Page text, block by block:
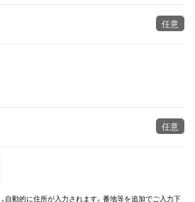
任意
任意
自動的に住所が入力されます。番地等を追加でご入力下